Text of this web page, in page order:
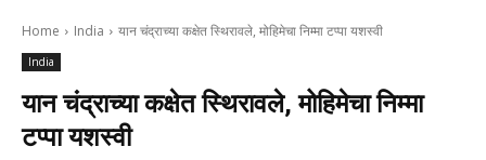
Home India यान चंद्राच्या कक्षेत स्थिरावले, मोहिमेचा निम्मा टप्पा यशस्वी
India
यान चंद्राच्या कक्षेत स्थिरावले, मोहिमेचा निम्मा
टप्पा यशस्वी